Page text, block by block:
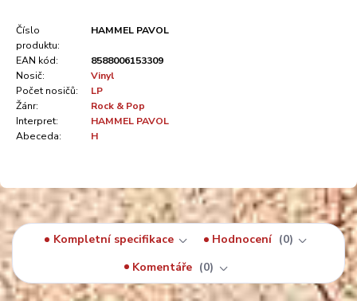
Číslo
produktu:
HAMMEL PAVOL
EAN kód:
8588006153309
Nosič:
Vinyl
Počet nosičů:
LP
Žánr:
Rock & Pop
Interpret:
HAMMEL PAVOL
Abeceda:
H
Kompletní specifikace Hodnocení
0
Komentáře
0